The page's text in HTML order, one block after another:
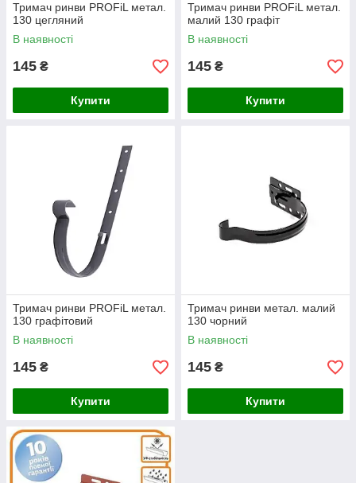
Тримач ринви PROFiL метал.
130 цегляний
В наявності
145 ₴
Купити
Тримач ринви PROFiL метал.
малий 130 графіт
В наявності
145 ₴
Купити
Тримач ринви PROFiL метал.
130 графітовий
В наявності
145 ₴
Купити
Тримач ринви метал. малий
130 чорний
В наявності
145 ₴
Купити